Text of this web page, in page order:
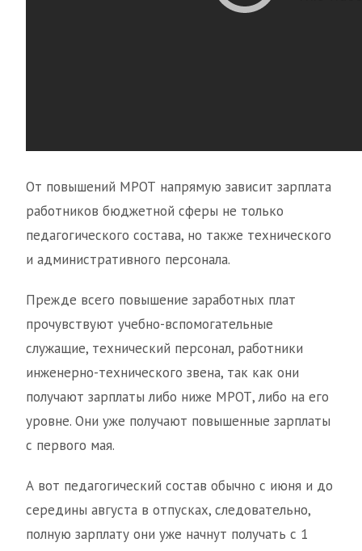
От повышений МРОТ напрямую зависит зарплата
работников бюджетной сферы не только
педагогического состава, но также технического
и административного персонала.
Прежде всего повышение заработных плат
прочувствуют учебно-вспомогательные
служащие, технический персонал, работники
инженерно-технического звена, так как они
получают зарплаты либо ниже МРОТ, либо на его
уровне. Они уже получают повышенные зарплаты
с первого мая.
А вот педагогический состав обычно с июня и до
середины августа в отпусках, следовательно,
полную зарплату они уже начнут получать с 1